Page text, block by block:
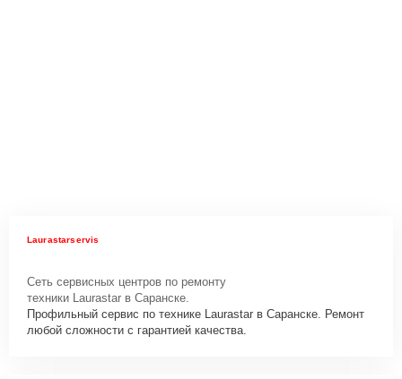
Laurastarservis
Сеть сервисных центров по ремонту
техники Laurastar в Саранске.
Профильный сервис по технике Laurastar в Саранске. Ремонт
любой сложности с гарантией качества.